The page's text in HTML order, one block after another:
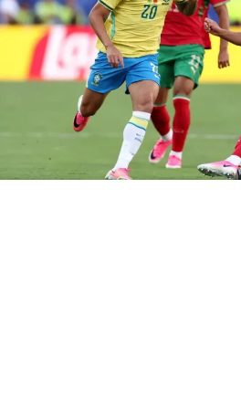
RELATED TOPICS: COPA DO MUNDO
ESTADOS UNIDOS
PARAGUAI
Brasil decepciona em estreia
Brasil começa a busca pelo